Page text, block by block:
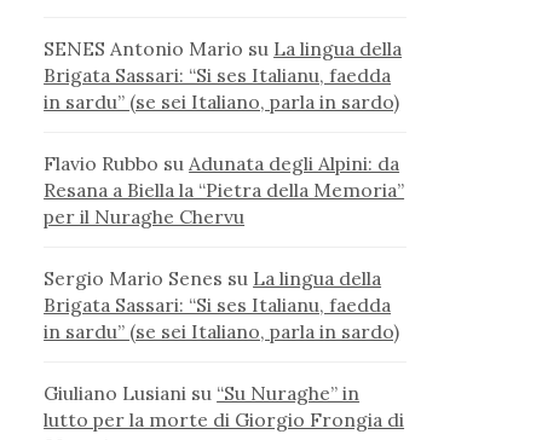
SENES Antonio Mario su La lingua della
Brigata Sassari: “Si ses Italianu, faedda
in sardu” (se sei Italiano, parla in sardo)
Flavio Rubbo su Adunata degli Alpini: da
Resana a Biella la “Pietra della Memoria”
per il Nuraghe Chervu
Sergio Mario Senes su La lingua della
Brigata Sassari: “Si ses Italianu, faedda
in sardu” (se sei Italiano, parla in sardo)
Giuliano Lusiani su “Su Nuraghe” in
lutto per la morte di Giorgio Frongia di